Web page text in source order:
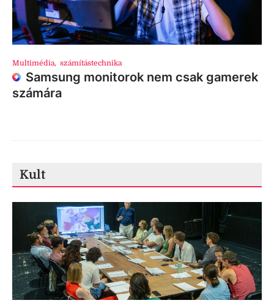
Multimédia, számítástechnika
Samsung monitorok nem csak gamerek
számára
Kult